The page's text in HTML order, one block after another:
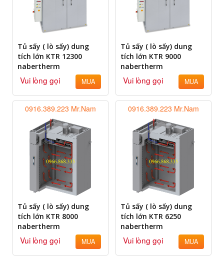
Tủ sấy ( lò sấy) dung
tích lớn KTR 12300
nabertherm
Vui lòng gọi MUA
Tủ sấy ( lò sấy) dung
tích lớn KTR 9000
nabertherm
Vui lòng gọi MUA
0916.389.223 Mr.Nam
Tủ sấy ( lò sấy) dung
tích lớn KTR 8000
nabertherm
Vui lòng gọi MUA
0916.389.223 Mr.Nam
Tủ sấy ( lò sấy) dung
tích lớn KTR 6250
nabertherm
Vui lòng gọi MUA